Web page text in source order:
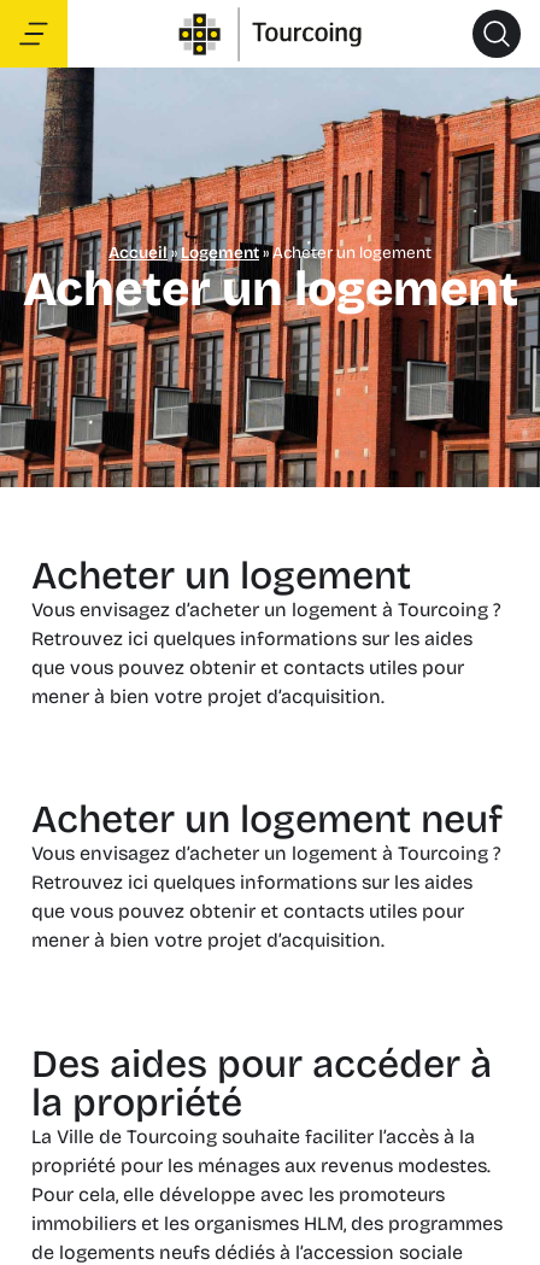
Accueil»Logement»Acheter un logement
Acheter un logement
Acheter un logement
Vous envisagez d’acheter un logement à Tourcoing ?
Retrouvez ici quelques informations sur les aides
que vous pouvez obtenir et contacts utiles pour
mener à bien votre projet d’acquisition.
Acheter un logement neuf
Vous envisagez d’acheter un logement à Tourcoing ?
Retrouvez ici quelques informations sur les aides
que vous pouvez obtenir et contacts utiles pour
mener à bien votre projet d’acquisition.
Des aides pour accéder à
la propriété
La Ville de Tourcoing souhaite faciliter l’accès à la
propriété pour les ménages aux revenus modestes.
Pour cela, elle développe avec les promoteurs
immobiliers et les organismes HLM, des programmes
de logements neufs dédiés à l’accession sociale